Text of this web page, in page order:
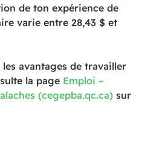
de ton expérience de
varie entre 28,43 $ et
avantages de travailler
la page Emploi –
(cegepba.qc.ca) sur